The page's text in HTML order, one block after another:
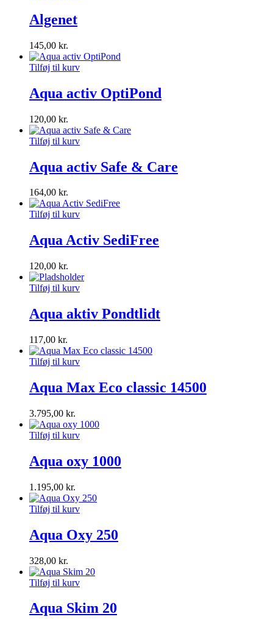
Algenet
145,00 kr.
Tilføj til kurv
Aqua activ OptiPond
120,00 kr.
Tilføj til kurv
Aqua activ Safe & Care
164,00 kr.
Tilføj til kurv
Aqua Activ SediFree
120,00 kr.
Tilføj til kurv
Aqua aktiv Pondtlidt
117,00 kr.
Tilføj til kurv
Aqua Max Eco classic 14500
3.795,00 kr.
Tilføj til kurv
Aqua oxy 1000
1.195,00 kr.
Tilføj til kurv
Aqua Oxy 250
328,00 kr.
Tilføj til kurv
Aqua Skim 20